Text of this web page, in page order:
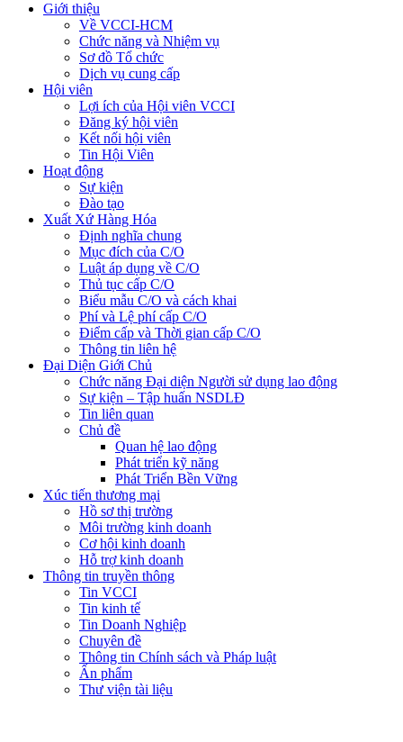
Giới thiệu
Về VCCI-HCM
Chức năng và Nhiệm vụ
Sơ đồ Tổ chức
Dịch vụ cung cấp
Hội viên
Lợi ích của Hội viên VCCI
Đăng ký hội viên
Kết nối hội viên
Tin Hội Viên
Hoạt động
Sự kiện
Đào tạo
Xuất Xứ Hàng Hóa
Định nghĩa chung
Mục đích của C/O
Luật áp dụng về C/O
Thủ tục cấp C/O
Biểu mẫu C/O và cách khai
Phí và Lệ phí cấp C/O
Điểm cấp và Thời gian cấp C/O
Thông tin liên hệ
Đại Diện Giới Chủ
Chức năng Đại diện Người sử dụng lao động
Sự kiện – Tập huấn NSDLĐ
Tin liên quan
Chủ đề
Quan hệ lao động
Phát triển kỹ năng
Phát Triển Bền Vững
Xúc tiến thương mại
Hồ sơ thị trường
Môi trường kinh doanh
Cơ hội kinh doanh
Hỗ trợ kinh doanh
Thông tin truyền thông
Tin VCCI
Tin kinh tế
Tin Doanh Nghiệp
Chuyên đề
Thông tin Chính sách và Pháp luật
Ấn phẩm
Thư viện tài liệu